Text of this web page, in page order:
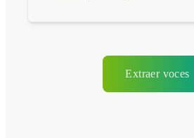
Extraer voces